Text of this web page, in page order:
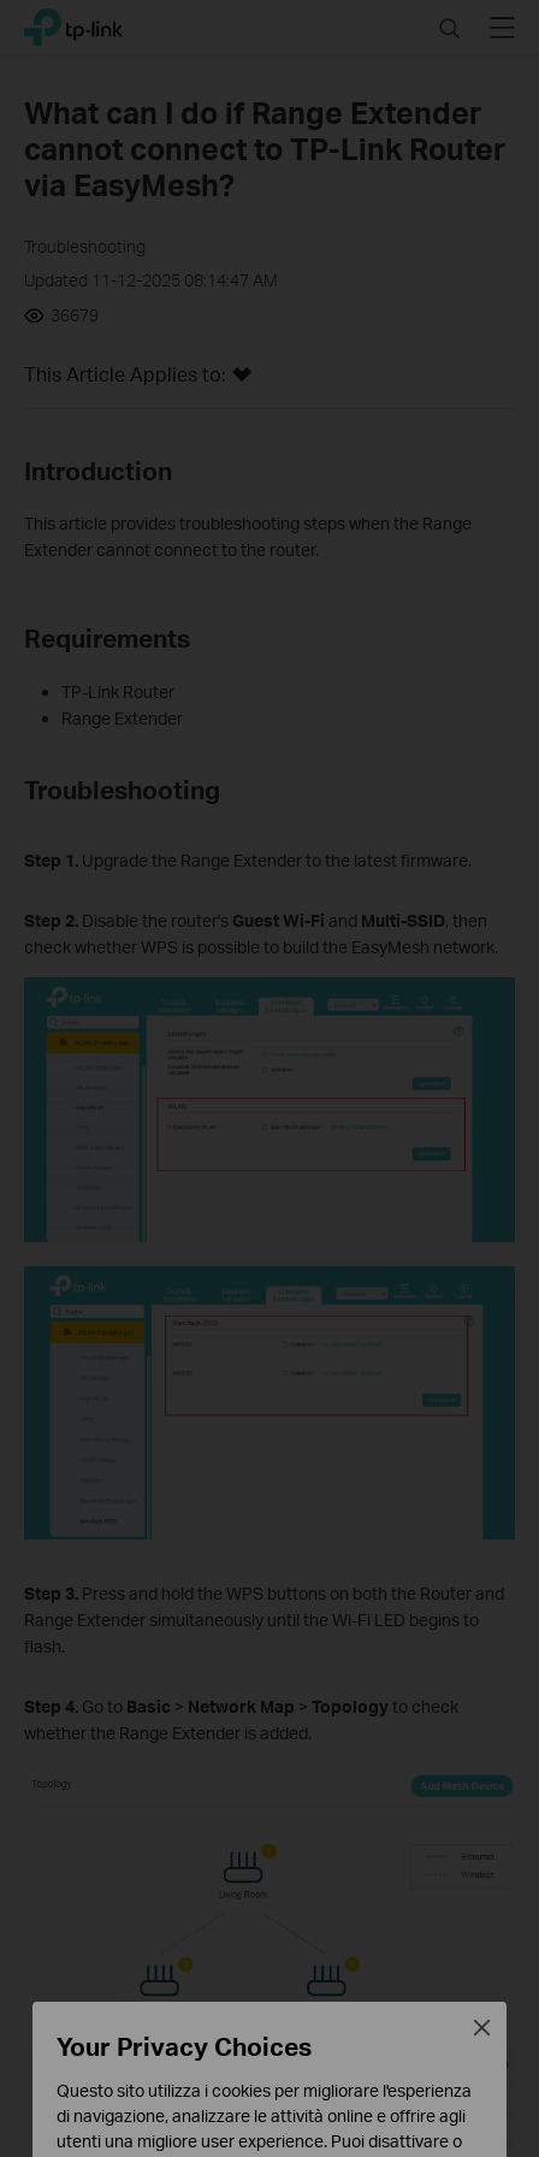
Click
navigation
TP-Link, Reliably Smart SearchMenu
What can I do if Range Extender
cannot connect to TP-Link Router
via EasyMesh?
Troubleshooting
Updated 11-12-2025 08:14:47 AM
36679
This Article Applies to:
Introduction
This article provides troubleshooting steps when the Range
Extender cannot connect to the router.
Requirements
TP-Link Router
Range Extender
Troubleshooting
Step 1. Upgrade the Range Extender to the latest firmware.
Step 2. Disable the router's GuestWi-Fi and Multi-SSID, then
check whether WPS is possible to build the EasyMesh network.
Step 3. Press and hold the WPS buttons on both the Router and
Range Extender simultaneously until the Wi-Fi LED begins to
flash.
Step 4. Go to Basic > Network Map > Topologyto check
whether the Range Extender is added.
Your Privacy Choices
Questo sito utilizza i cookies per migliorare l'esperienza
di navigazione, analizzare le attività online e offrire agli
utenti una migliore user experience. Puoi disattivare o
Close